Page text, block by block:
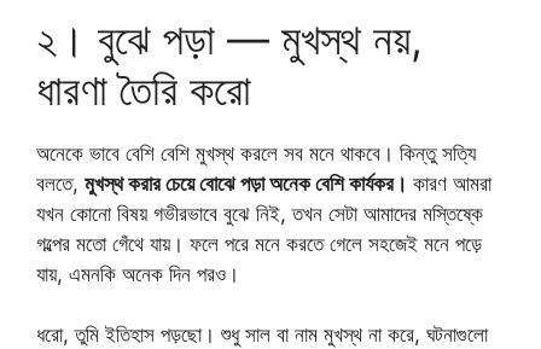
২। বুঝে পড়া — মুখস্থ নয়,
ধারণা তৈরি করো
অনেকে ভাবে বেশি বেশি মুখস্থ করলে সব মনে থাকবে। কিন্তু সত্যি
বলতে, মুখস্থ করার চেয়ে বোঝে পড়া অনেক বেশি কার্যকর। কারণ আমরা
যখন কোনো বিষয় গভীরভাবে বুঝে নিই, তখন সেটা আমাদের মস্তিষ্কে
গল্পের মতো গেঁথে যায়। ফলে পরে মনে করতে গেলে সহজেই মনে পড়ে
যায়, এমনকি অনেক দিন পরও।
ধরো, তুমি ইতিহাস পড়ছো। শুধু সাল বা নাম মুখস্থ না করে, ঘটনাগুলো